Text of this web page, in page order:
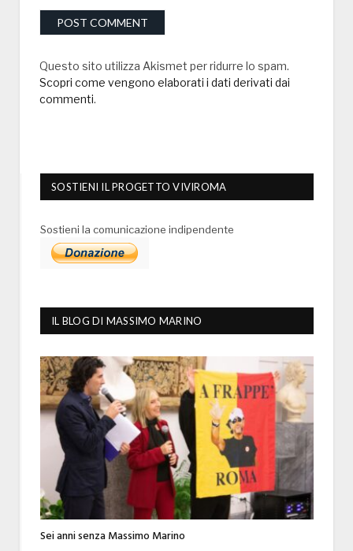
Questo sito utilizza Akismet per ridurre lo spam.
Scopri come vengono elaborati i dati derivati dai
commenti.
SOSTIENI IL PROGETTO VIVIROMA
Sostieni la comunicazione indipendente
IL BLOG DI MASSIMO MARINO
Sei anni senza Massimo Marino